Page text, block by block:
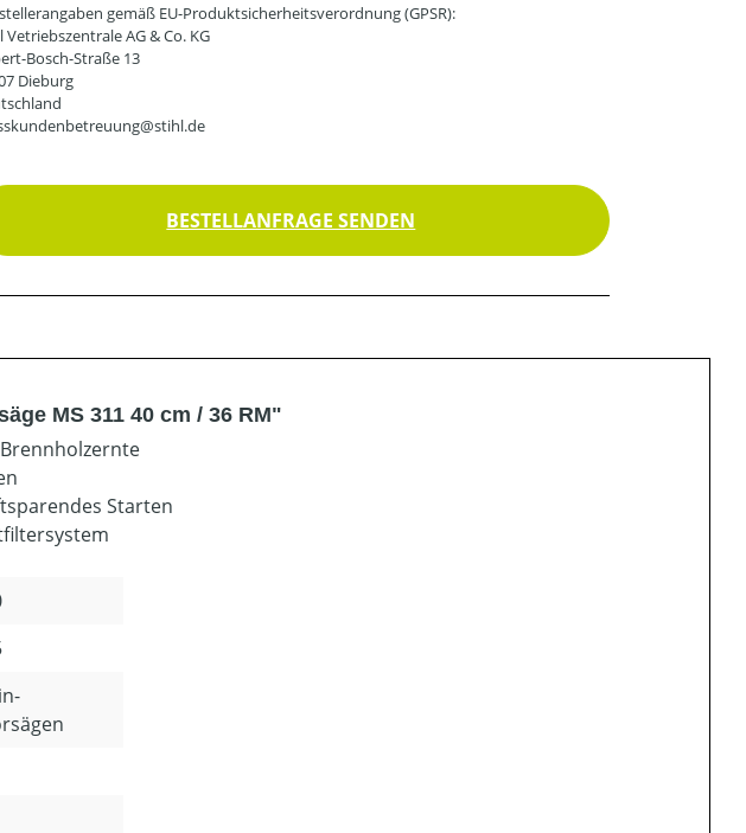
gemäß EU-Produktsicherheitsverordnung (GPSR):
Vetriebszentrale AG & Co. KG
Bosch-Straße 13
Dieburg
BESTELLANFRAGE SENDEN
MS 311 40 cm / 36 RM"
Starten